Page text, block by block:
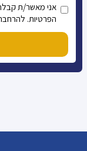
אני מאשר/ת קבלת
הפרטיות.